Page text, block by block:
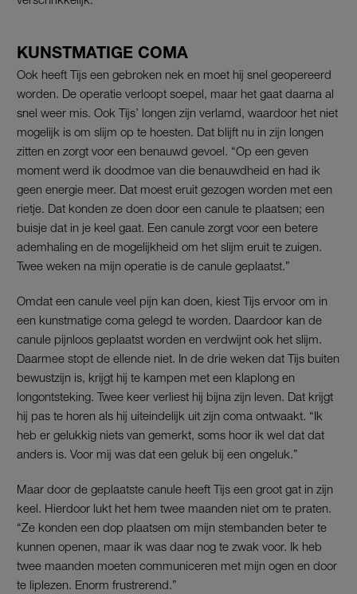
KUNSTMATIGE COMA
Ook heeft Tijs een gebroken nek en moet hij snel geopereerd
worden. De operatie verloopt soepel, maar het gaat daarna al
snel weer mis. Ook Tijs’ longen zijn verlamd, waardoor het niet
mogelijk is om slijm op te hoesten. Dat blijft nu in zijn longen
zitten en zorgt voor een benauwd gevoel. “Op een geven
moment werd ik doodmoe van die benauwdheid en had ik
geen energie meer. Dat moest eruit gezogen worden met een
rietje. Dat konden ze doen door een canule te plaatsen; een
buisje dat in je keel gaat. Een canule zorgt voor een betere
ademhaling en de mogelijkheid om het slijm eruit te zuigen.
Twee weken na mijn operatie is de canule geplaatst.”
Omdat een canule veel pijn kan doen, kiest Tijs ervoor om in
een kunstmatige coma gelegd te worden. Daardoor kan de
canule pijnloos geplaatst worden en verdwijnt ook het slijm.
Daarmee stopt de ellende niet. In de drie weken dat Tijs buiten
bewustzijn is, krijgt hij te kampen met een klaplong en
longontsteking. Twee keer verliest hij bijna zijn leven. Dat krijgt
hij pas te horen als hij uiteindelijk uit zijn coma ontwaakt. “Ik
heb er gelukkig niets van gemerkt, soms hoor ik wel dat dat
anders is. Voor mij was dat een geluk bij een ongeluk.”
Maar door de geplaatste canule heeft Tijs een groot gat in zijn
keel. Hierdoor lukt het hem twee maanden niet om te praten.
“Ze konden een dop plaatsen om mijn stembanden beter te
kunnen openen, maar ik was daar nog te zwak voor. Ik heb
twee maanden moeten communiceren met mijn ogen en door
te liplezen. Enorm frustrerend.”